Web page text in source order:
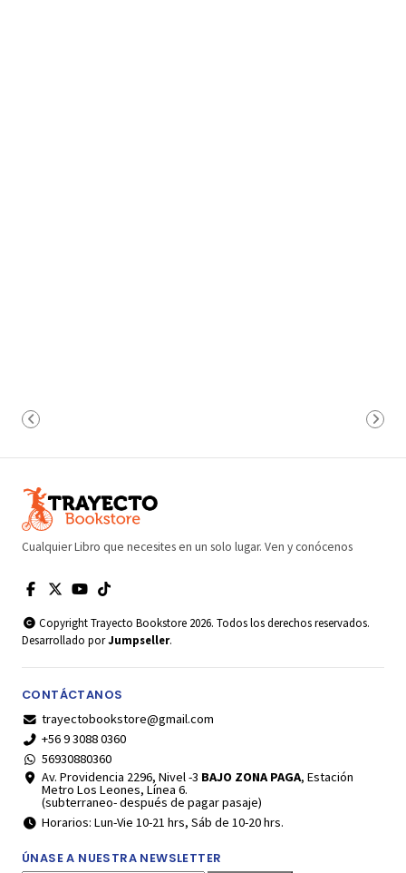
Cualquier Libro que necesites en un solo lugar. Ven y conócenos
Copyright Trayecto Bookstore 2026. Todos los derechos reservados.
Desarrollado porJumpseller.
CONTÁCTANOS
trayectobookstore@gmail.com
+56 9 3088 0360
56930880360
Av. Providencia 2296, Nivel -3 BAJO ZONA PAGA, Estación
Metro Los Leones, Línea 6.
(subterraneo- después de pagar pasaje)
Horarios: Lun-Vie 10-21 hrs, Sáb de 10-20 hrs.
ÚNASE A NUESTRA NEWSLETTER